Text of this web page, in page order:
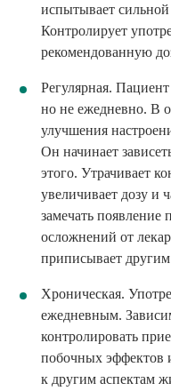
испытывает
Контролирует
рекомендованную
Регулярная.
но не ежедневно. В
улучшения
Он начинает
этого. Утрачивает
увеличивает дозу и
замечать
осложнений от
приписывает
Хроническая.
ежедневным.
контролировать
побочных эффектов
к другим аспектам